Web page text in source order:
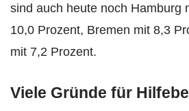
sind auch heute noch Hamburg
10,0 Prozent, Bremen mit 8,3
mit 7,2 Prozent.
Viele Gründe für